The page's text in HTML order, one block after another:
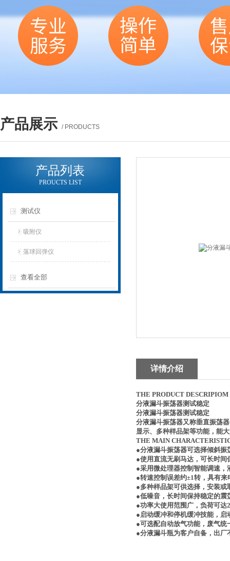
产品展示 / PRODUCTS
产品列表
PROUCTS LIST
测试仪
吸附仪
落球回弹仪
查看全部
详情介绍
THE PRODUCT
分液漏斗振荡器测试稳定
分液漏斗振荡器测试稳定
分液漏斗振荡器又称垂直振荡
显示、多种样品架等功能，能
THE MAIN
●分液漏斗振荡器可选择倾斜
●使用直流无刷马达，可长时间
●采用微处理器控制智能调速，
●转速控制误差约±1转，具有
●多种样品架可供选择，安装
●低噪音，长时间保持稳定的
●功率大使用范围广，负荷可达
●启动缓冲和停机缓冲技能，
●可选配自动放气功能，废气统
●分液漏斗瓶为客户自备，出厂